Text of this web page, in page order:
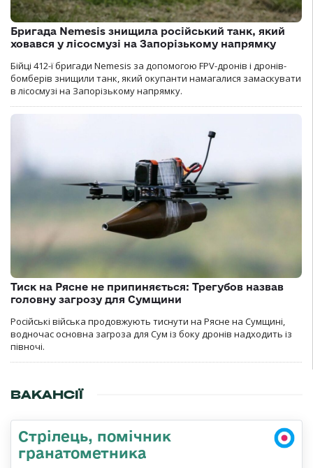
Бригада Nemesis знищила російський танк, який
ховався у лісосмузі на Запорізькому напрямку
Бійці 412-ї бригади Nemesis за допомогою FPV-дронів і дронів-
бомберів знищили танк, який окупанти намагалися замаскувати
в лісосмузі на Запорізькому напрямку.
Тиск на Рясне не припиняється: Трегубов назвав
головну загрозу для Сумщини
Російські війська продовжують тиснути на Рясне на Сумщині,
водночас основна загроза для Сум із боку дронів надходить із
півночі.
ВАКАНСІЇ
Стрілець, помічник
гранатометника